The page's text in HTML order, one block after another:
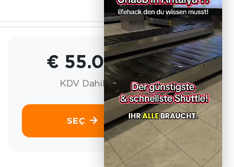
€ 55.00
KDV Dahil
SEÇ